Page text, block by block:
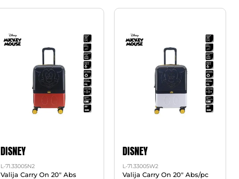
DISNEY
L-71.33005N2
Valija Carry On 20" Abs
DISNEY
L-71.33005W2
Valija Carry On 20" Abs/pc